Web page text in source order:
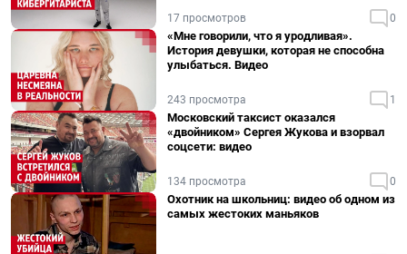
17 просмотров 0
«Мне говорили, что я уродливая».
История девушки, которая не способна
улыбаться. Видео
243 просмотра 1
Московский таксист оказался
«двойником» Сергея Жукова и взорвал
соцсети: видео
134 просмотра 0
Охотник на школьниц: видео об одном из
самых жестоких маньяков